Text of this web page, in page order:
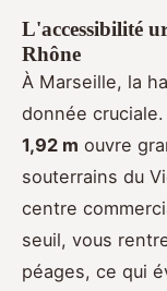
L'accessibilité
Rhône
À Marseille, la
donnée
1,92 m ouvre
souterrains du
centre
seuil, vous
péages, ce qui